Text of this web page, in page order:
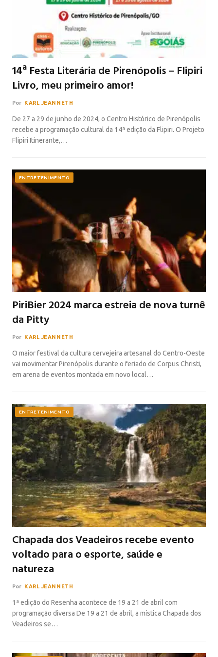
14ª Festa Literária de Pirenópolis – Flipiri
Livro, meu primeiro amor!
Por KARL JEANNETH
De 27 a 29 de junho de 2024, o Centro Histórico de Pirenópolis
recebe a programação cultural da 14ª edição da Flipiri. O Projeto
Flipiri Itinerante,…
ENTRETENIMENTO
PiriBier 2024 marca estreia de nova turnê
da Pitty
Por KARL JEANNETH
O maior festival da cultura cervejeira artesanal do Centro-Oeste
vai movimentar Pirenópolis durante o feriado de Corpus Christi,
em arena de eventos montada em novo local…
ENTRETENIMENTO
Chapada dos Veadeiros recebe evento
voltado para o esporte, saúde e
natureza
Por KARL JEANNETH
1ª edição do Resenha acontece de 19 a 21 de abril com
programação diversa De 19 a 21 de abril, a mística Chapada dos
Veadeiros se…